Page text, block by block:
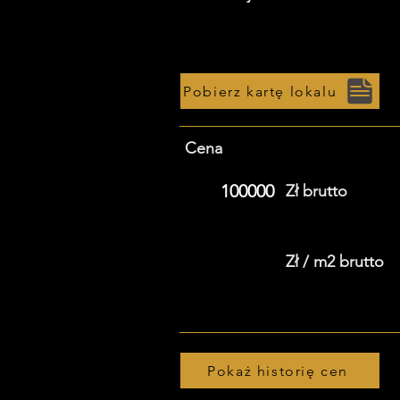
Pobierz kartę lokalu
Cena
100000 Zł brutto
Zł / m2 brutto
Pokaż historię cen